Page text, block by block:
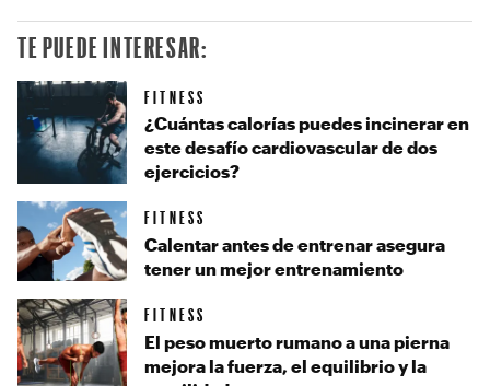
TE PUEDE INTERESAR:
FITNESS
¿Cuántas calorías puedes incinerar en
este desafío cardiovascular de dos
ejercicios?
FITNESS
Calentar antes de entrenar asegura
tener un mejor entrenamiento
FITNESS
El peso muerto rumano a una pierna
mejora la fuerza, el equilibrio y la